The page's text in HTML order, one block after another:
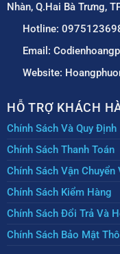
Nhàn, Q.Hai Bà Trưng,
Hotline:
Email:
Website:
HỖ TRỢ KHÁCH
Chính Sách Và Quy Định
Chính Sách Thanh Toán
Chính Sách Vận Chuyển
Chính Sách Kiểm Hàng
Chính Sách Đổi Trả Và
Chính Sách Bảo Mật